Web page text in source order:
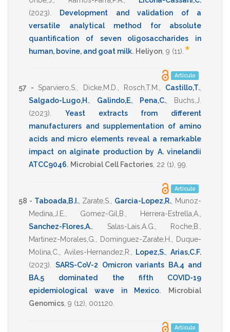
(2023)
Development and validation of a
versatile analytical method for absolute
quantification of seven oligosaccharides in
human, bovine, and goat milk. Heliyon 9 (11). *
Artículo
57 - Sparviero,S. Dicke,M.D. Rosch,T.M. Castillo,T.
Salgado-Lugo,H.
Galindo,E., Pena,C.
Buchs,J.
(2023)
Yeast extracts from different
manufacturers and supplementation of amino
acids and micro elements reveal a remarkable
impact on alginate production by A. vinelandii
ATCC9046. Microbial Cell Factories 22 (1), 99
Artículo
58 - Taboada,B.I., Zarate,S. Garcia-Lopez,R.
Munoz-
Medina,J.E.
Gomez-Gil,B. Herrera-Estrella,A.
Sanchez-Flores,A.
Salas-Lais,A.G. Roche,B.
Martinez-Morales,G.
Dominguez-Zarate,H.
Duque-
Molina,C.
Aviles-Hernandez,R. Lopez,S. ,Arias,C.F.
(2023) .SARS-CoV-2 Omicron variants BA.4 and
BA.5 dominated the fifth COVID-19
epidemiological wave in Mexico.
Microbial
Genomics 9 (12), 001120
Artículo